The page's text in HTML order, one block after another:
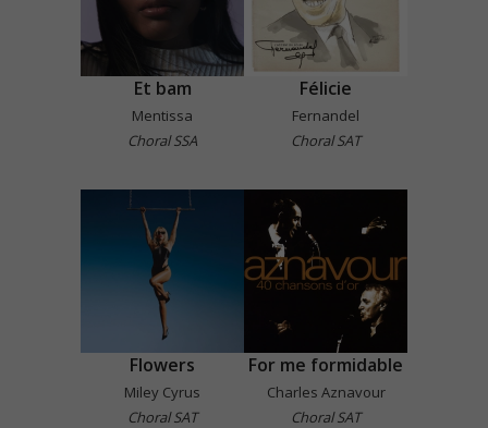
Et bam
Mentissa
Choral SSA
Félicie
Fernandel
Choral SAT
Flowers
Miley Cyrus
Choral SAT
For me formidable
Charles Aznavour
Choral SAT